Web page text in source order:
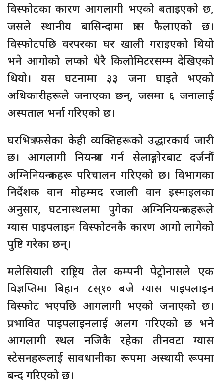
विस्फोटका कारण आगलागी भएको बताइएको छ,
जसले स्थानीय बासिन्दामा त्रास फैलाएको छ।
विस्फोटपछि वरपरका घर खाली गराइएको थियो
भने आगोको लप्को धेरै किलोमिटरसम्म देखिएको
थियो। यस घटनामा ३३ जना घाइते भएको
अधिकारीहरूले जनाएका छन्, जसमा ६ जनालाई
अस्पताल भर्ना गरिएको छ।
घरभित्र फसेका केही व्यक्तिहरूको उद्धारकार्य जारी
छ। आगलागी नियन्त्रण गर्न सेलाङ्गोरबाट दर्जनौं
अग्निनियन्त्रकहरू परिचालन गरिएको छ। विभागका
निर्देशक वान मोहम्मद रजाली वान इस्माइलका
अनुसार, घटनास्थलमा पुगेका अग्निनियन्त्रकहरूले
ग्यास पाइपलाइन विस्फोटनकै कारण आगो लागेको
पुष्टि गरेका छन्।
मलेसियाली राष्ट्रिय तेल कम्पनी पेट्रोनासले एक
विज्ञप्तिमा बिहान ८स्१० बजे ग्यास पाइपलाइन
विस्फोट भएपछि आगलागी भएको जनाएको छ।
प्रभावित पाइपलाइनलाई अलग गरिएको छ भने
आगलागी स्थल नजिकै रहेका तीनवटा ग्यास
स्टेसनहरूलाई सावधानीका रूपमा अस्थायी रूपमा
बन्द गरिएको छ।